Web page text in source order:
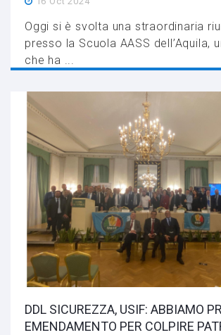
Oggi si è svolta una straordinaria
presso la Scuola AASS dell’Aquila,
che ha ...
DDL SICUREZZA, USIF: ABBIAMO
EMENDAMENTO PER COLPIRE